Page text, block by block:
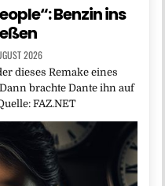
Benzin ins
2026
dieses Remake eines
brachte Dante ihn auf
FAZ.NET